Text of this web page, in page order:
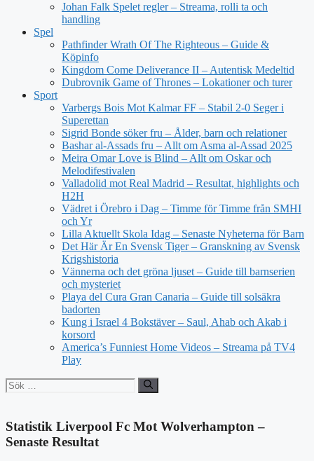
Johan Falk Spelet regler – Streama, rolli ta och
handling
Spel
Pathfinder Wrath Of The Righteous – Guide &
Köpinfo
Kingdom Come Deliverance II – Autentisk Medeltid
Dubrovnik Game of Thrones – Lokationer och turer
Sport
Varbergs Bois Mot Kalmar FF – Stabil 2-0 Seger i
Superettan
Sigrid Bonde söker fru – Ålder, barn och relationer
Bashar al-Assads fru – Allt om Asma al-Assad 2025
Meira Omar Love is Blind – Allt om Oskar och
Melodifestivalen
Valladolid mot Real Madrid – Resultat, highlights och
H2H
Vädret i Örebro i Dag – Timme för Timme från SMHI
och Yr
Lilla Aktuellt Skola Idag – Senaste Nyheterna för Barn
Det Här Är En Svensk Tiger – Granskning av Svensk
Krigshistoria
Vännerna och det gröna ljuset – Guide till barnserien
och mysteriet
Playa del Cura Gran Canaria – Guide till solsäkra
badorten
Kung i Israel 4 Bokstäver – Saul, Ahab och Akab i
korsord
America’s Funniest Home Videos – Streama på TV4
Play
Sök
efter:
Statistik Liverpool Fc Mot Wolverhampton –
Senaste Resultat